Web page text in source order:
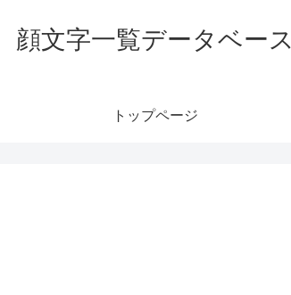
顔文字一覧データベース
トップページ